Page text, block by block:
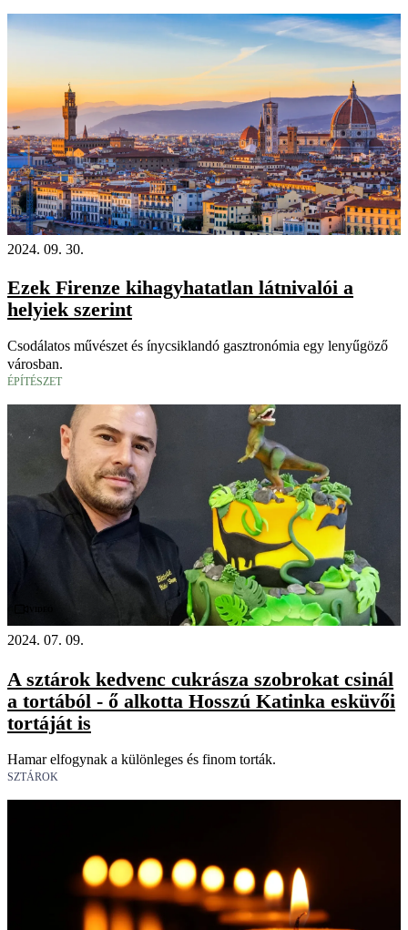
2024. 09. 30.
Ezek Firenze kihagyhatatlan látnivalói a
helyiek szerint
Csodálatos művészet és ínycsiklandó gasztronómia egy lenyűgöző
városban.
ÉPÍTÉSZET
2024. 07. 09.
A sztárok kedvenc cukrásza szobrokat csinál
a tortából - ő alkotta Hosszú Katinka esküvői
tortáját is
Hamar elfogynak a különleges és finom torták.
SZTÁROK